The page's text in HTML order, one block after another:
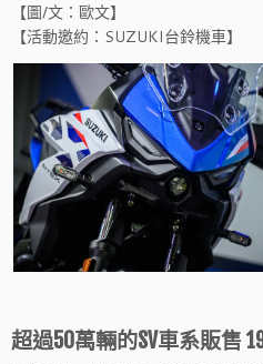
【圖/文：歐文】
【活動邀約：SUZUKI台鈴機車】
超過50萬輛的SV車系販售